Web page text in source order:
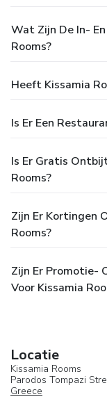
Wat Zijn De In-
Rooms?
Heeft Kissamia
Is Er Een
Is Er Gratis
Rooms?
Zijn Er Kortingen
Rooms?
Zijn Er Promotie-
Voor Kissamia
Locatie
Kissamia Rooms
Parodos Tompazi
Greece